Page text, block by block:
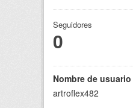
Seguidores
0
Nombre de usuario
artroflex482